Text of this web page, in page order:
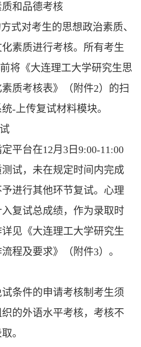
和品德考核
式对考生的思想政治素质、
素质进行考核。所有考生
将《大连理工大学研究生思
质考核表》（附件2）的扫
-上传复试材料模块。
平台在12月 3 日 9:00-11:00
试，未在规定时间内完成
进行其他环节复试。心理
复试总成绩，作为录取时
见《大连理工大学研究生
程及要求》（附件3）。
条件的申请考核制考生须
的外语水平考核，考核不
。